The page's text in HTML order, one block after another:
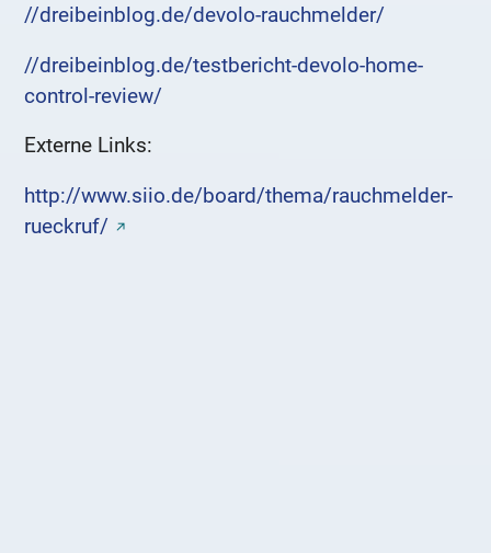
//dreibeinblog.de/devolo-rauchmelder/
//dreibeinblog.de/testbericht-devolo-home-
control-review/
Externe Links:
http://www.siio.de/board/thema/rauchmelder-
rueckruf/